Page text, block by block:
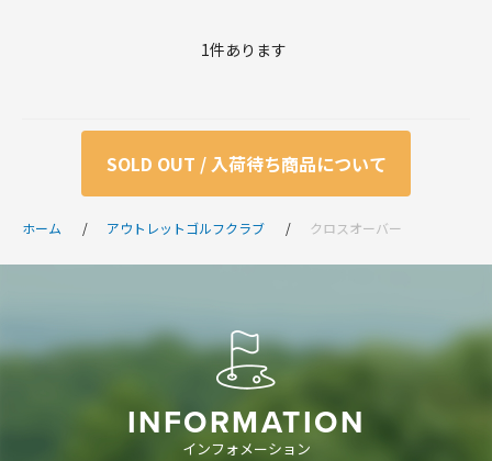
1件あります
SOLD OUT / 入荷待ち商品について
ホーム アウトレットゴルフクラブ クロスオーバー
INFORMATION
インフォメーション